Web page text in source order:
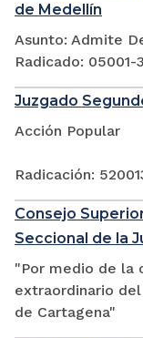
de Medellín
Asunto: Admite
Radicado:
Juzgado
Acción Popular
Radicación:
Consejo
Seccional de la
"Por medio de la
extraordinario
de Cartagena"